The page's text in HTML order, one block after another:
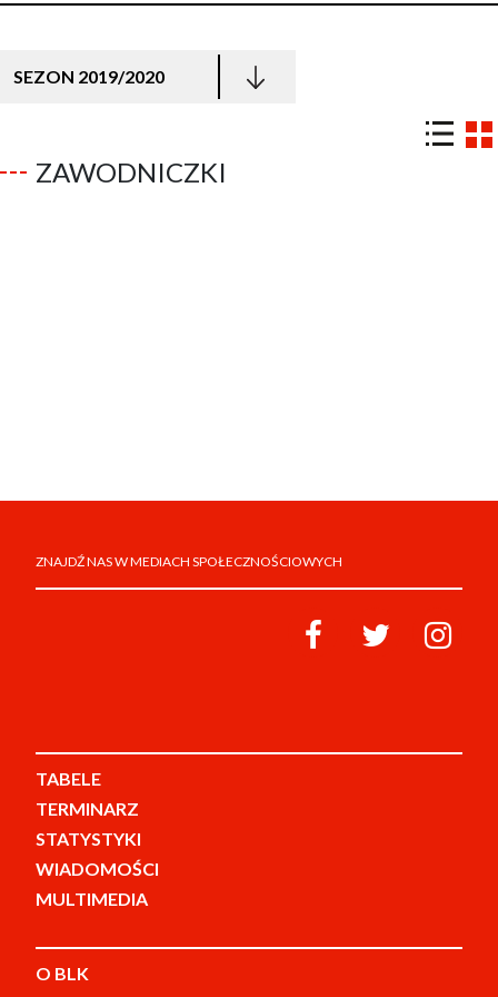
SEZON 2019/2020
ZAWODNICZKI
ZNAJDŹ NAS W MEDIACH SPOŁECZNOŚCIOWYCH
TABELE
TERMINARZ
STATYSTYKI
WIADOMOŚCI
MULTIMEDIA
O BLK